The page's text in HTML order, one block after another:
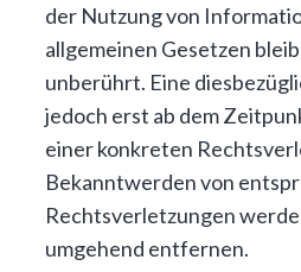
der Nutzung von
allgemeinen Gesetzen
unberührt. Eine
jedoch erst ab dem
einer konkreten
Bekanntwerden von
Rechtsverletzungen
umgehend entfernen.